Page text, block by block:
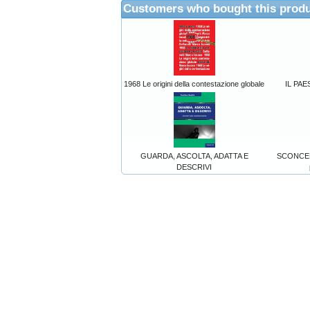
Customers who bought this
1968 Le origini della contestazione globale IL
GUARDA, ASCOLTA, ADATTA E
DESCRIVI